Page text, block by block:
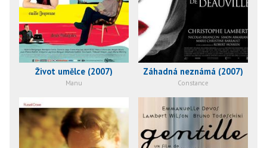
Život umělce (2007)
Manu
Záhadná neznámá (2007)
Constance